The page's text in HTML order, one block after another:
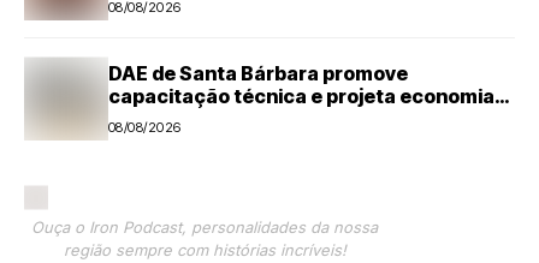
08/08/2026
DAE de Santa Bárbara promove
capacitação técnica e projeta economia
anual de mais de R$ 300 mil com eficiência
energética
08/08/2026
Ouça o Iron Podcast, personalidades da nossa
região sempre com histórias incríveis!